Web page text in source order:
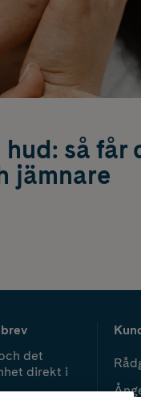
så får
jämnare
det
direkt i